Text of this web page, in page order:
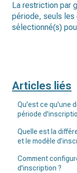
La restriction par
période, seuls les
sélectionné(s)
Articles liés
Qu'est ce qu'une
période
Quelle est la
et le modèle
Comment
d'inscription ?